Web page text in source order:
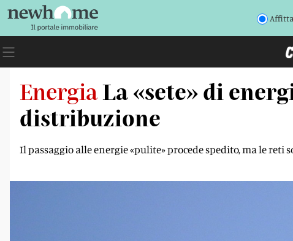
Affitta
EnergiaLa «sete» di
distribuzione
Il passaggio alle energie «pulite» procede spedito, ma le